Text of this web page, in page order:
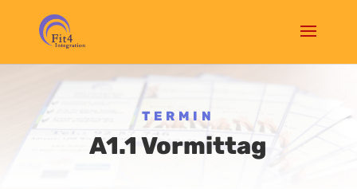
TERMIN
A1.1 Vormittag